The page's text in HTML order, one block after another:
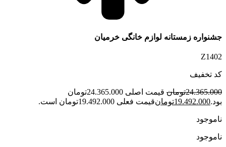
جشنواره زمستانه لوازم خانگی خرمیان
Z1402
کد تخفیف
24.365.000تومان
قیمت اصلی 24.365.000تومان
بود.19.492.000تومانقیمت فعلی 19.492.000تومان است.
ناموجود
ناموجود